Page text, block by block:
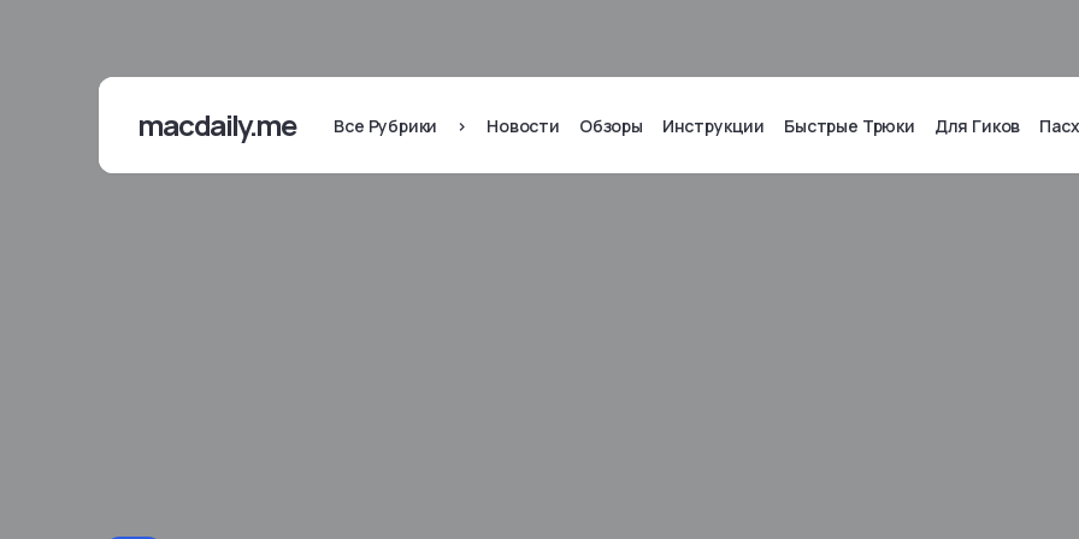
macdaily.me Все Рубрики > Новости Обзоры Инструкции Быстрые Трюки Для Гиков